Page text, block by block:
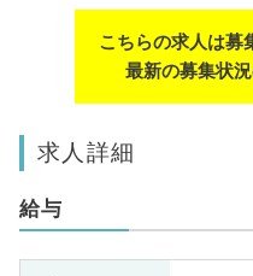
こちらの求人は募
最新の募集状
求人詳細
給与